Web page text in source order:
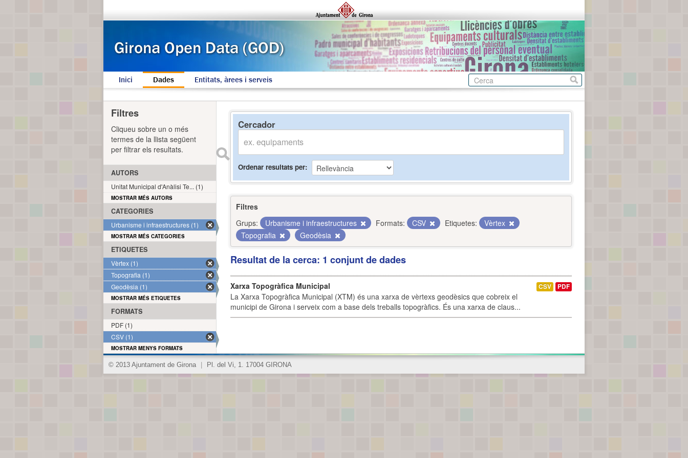
Inici Dades Entitats, àrees i serveis
Cercador
Ordenar resultats per
Filtres
Grups:
Urbanisme i infraestructures Formats: CSV Etiquetes:
Vèrtex
Topografia
Geodèsia
Resultat de la cerca: 1 conjunt de dades
Xarxa Topogràfica Municipal
La Xarxa Topogràfica Municipal (XTM) és una xarxa de vèrtexs geodèsics que cobreix el
municipi de Girona i serveix com a base dels treballs topogràfics. És una xarxa de claus...
CSV PDF
Filtres
Cliqueu sobre un o més
termes de la llista següent
per filtrar els resultats.
AUTORS
Unitat Municipal d'Anàlisi Te... (1)
MOSTRAR MÉS AUTORS
CATEGORIES
Urbanisme i infraestructures (1)
MOSTRAR MÉS CATEGORIES
ETIQUETES
Vèrtex (1)
Topografia (1)
Geodèsia (1)
MOSTRAR MÉS ETIQUETES
FORMATS
PDF (1)
CSV (1)
MOSTRAR MENYS FORMATS
© 2013 Ajuntament de Girona Pl. del Vi, 1. 17004 GIRONA